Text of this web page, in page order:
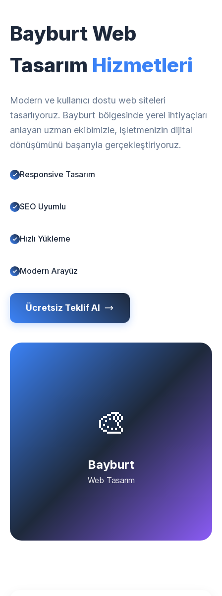
Bayburt Web
Tasarım Hizmetleri
Modern ve kullanıcı dostu web siteleri
tasarlıyoruz. Bayburt bölgesinde yerel ihtiyaçları
anlayan uzman ekibimizle, işletmenizin dijital
dönüşümünü başarıyla gerçekleştiriyoruz.
Responsive Tasarım
SEO Uyumlu
Hızlı Yükleme
Modern Arayüz
Ücretsiz Teklif Al
🎨
Bayburt
Web Tasarım